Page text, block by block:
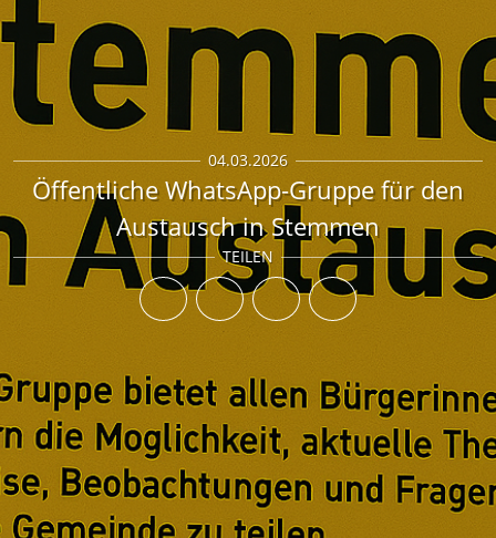
04.03.2026
Öffentliche WhatsApp-Gruppe für den
Austausch in Stemmen
TEILEN